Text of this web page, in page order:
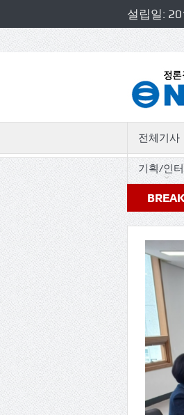
설립일:
전체기사
기획/인
책간담회 개최 독자논단, “